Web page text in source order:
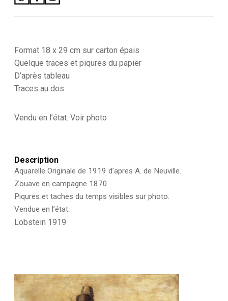
Format 18 x 29 cm sur carton épais
Quelque traces et piqures du papier
D’après tableau
Traces au dos
Vendu en l’état. Voir photo
Description
Aquarelle Originale de 1919 d’apres A. de Neuville.
Zouave en campagne 1870
Piqures et taches du temps visibles sur photo.
Vendue en l’état.
Lobstein 1919